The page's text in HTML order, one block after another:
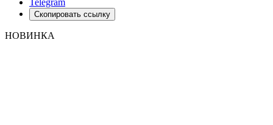
Скопировать ссылку
НОВИНКА